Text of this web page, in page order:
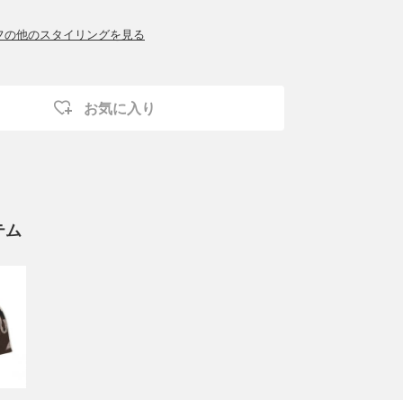
の他のスタイリングを見る
お気に入り
ム